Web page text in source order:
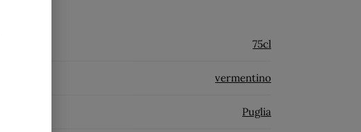
75cl
vermentino
Puglia